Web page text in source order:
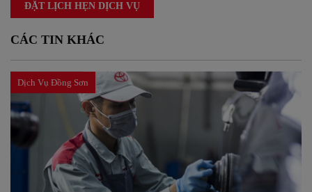
ĐẶT LỊCH HẸN DỊCH VỤ
CÁC TIN KHÁC
Dịch Vụ Đồng Sơn